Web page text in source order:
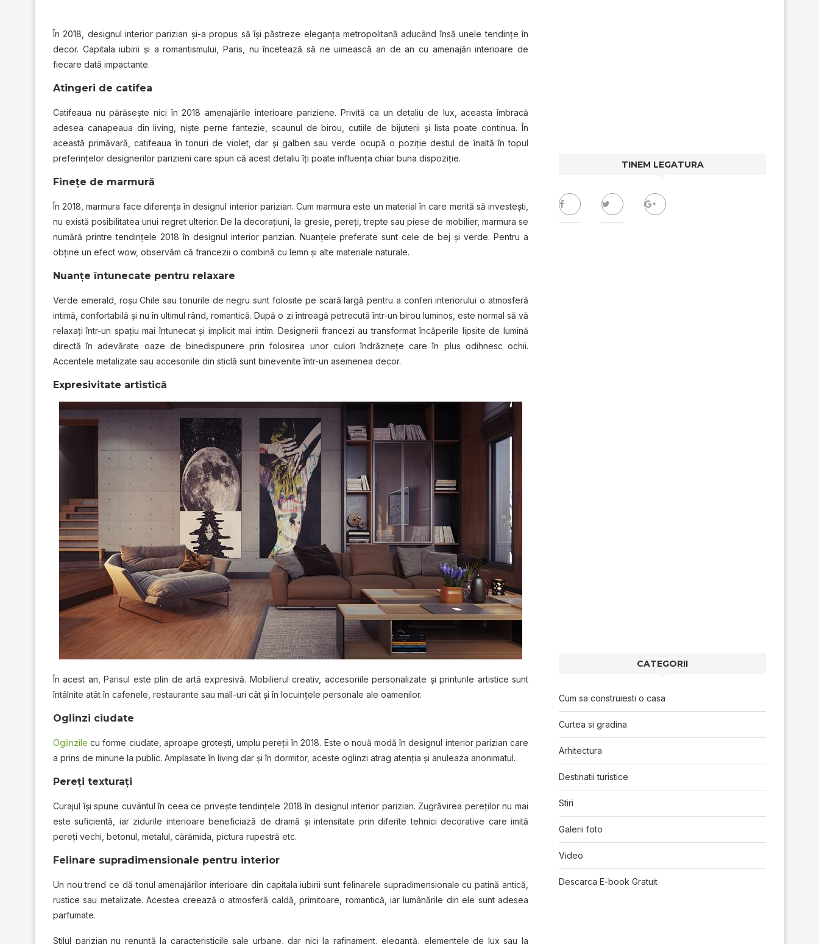
În 2018, designul interior parizian şi-a propus să îşi păstreze eleganţa metropolitană aducând însă unele tendinţe în
decor. Capitala iubirii şi a romantismului, Paris, nu încetează să ne uimească an de an cu amenajări interioare de
fiecare dată impactante.
Atingeri de catifea
Catifeaua nu părăseşte nici în 2018 amenajările interioare pariziene. Privită ca un detaliu de lux, aceasta îmbracă
adesea canapeaua din living, nişte perne fantezie, scaunul de birou, cutiile de bijuterii şi lista poate continua. În
această primăvară, catifeaua în tonuri de violet, dar şi galben sau verde ocupă o poziţie destul de înaltă în topul
preferinţelor designerilor parizieni care spun că acest detaliu îţi poate influenţa chiar buna dispoziţie.
Fineţe de marmură
În 2018, marmura face diferenţa în designul interior parizian. Cum marmura este un material în care merită să investeşti,
nu există posibilitatea unui regret ulterior. De la decoraţiuni, la gresie, pereţi, trepte sau piese de mobilier, marmura se
numără printre tendinţele 2018 în designul interior parizian. Nuanţele preferate sunt cele de bej şi verde. Pentru a
obţine un efect wow, observăm că francezii o combină cu lemn şi alte materiale naturale.
Nuanţe întunecate pentru relaxare
Verde emerald, roşu Chile sau tonurile de negru sunt folosite pe scară largă pentru a conferi interiorului o atmosferă
intimă, confortabilă şi nu în ultimul rând, romantică. După o zi întreagă petrecută într-un birou luminos, este normal să vă
relaxaţi într-un spaţiu mai întunecat şi implicit mai intim. Designerii francezi au transformat încăperile lipsite de lumină
directă în adevărate oaze de binedispunere prin folosirea unor culori îndrăzneţe care în plus odihnesc ochii.
Accentele metalizate sau accesoriile din sticlă sunt binevenite într-un asemenea decor.
Expresivitate artistică
În acest an, Parisul este plin de artă expresivă. Mobilierul creativ, accesoriile personalizate şi printurile artistice sunt
întâlnite atât în cafenele, restaurante sau mall-uri cât şi în locuinţele personale ale oamenilor.
Oglinzi ciudate
Oglinzilecu forme ciudate, aproape groteşti, umplu pereţii în 2018. Este o nouă modă în designul interior parizian care
a prins de minune la public. Amplasate în living dar şi în dormitor, aceste oglinzi atrag atenţia şi anuleaza anonimatul.
Pereţi texturaţi
Curajul îşi spune cuvântul în ceea ce priveşte tendinţele 2018 în designul interior parizian. Zugrăvirea pereţilor nu mai
este suficientă, iar zidurile interioare beneficiază de dramă şi intensitate prin diferite tehnici decorative care imită
pereţi vechi, betonul, metalul, cărămida, pictura rupestră etc.
Felinare supradimensionale pentru interior
Un nou trend ce dă tonul amenajărilor interioare din capitala iubirii sunt felinarele supradimensionale cu patină antică,
rustice sau metalizate. Acestea creează o atmosferă caldă, primitoare, romantică, iar lumânările din ele sunt adesea
parfumate.
Stilul parizian nu renunţă la caracteristicile sale urbane, dar nici la rafinament, eleganţă, elementele de lux sau la
TINEM LEGATURA
CATEGORII
Cum sa construiesti o casa
Curtea si gradina
Arhitectura
Destinatii turistice
Stiri
Galerii foto
Video
Descarca E-book Gratuit